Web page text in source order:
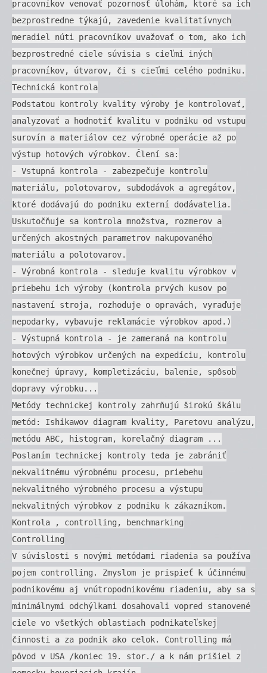
pracovníkov venovať pozornosť úlohám, ktoré sa ich
bezprostredne týkajú, zavedenie kvalitatívnych
meradiel núti pracovníkov uvažovať o tom, ako ich
bezprostredné ciele súvisia s cieľmi iných
pracovníkov, útvarov, či s cieľmi celého podniku.
Technická kontrola
Podstatou kontroly kvality výroby je kontrolovať,
analyzovať a hodnotiť kvalitu v podniku od vstupu
surovín a materiálov cez výrobné operácie až po
výstup hotových výrobkov. Člení sa:
- Vstupná kontrola - zabezpečuje kontrolu
materiálu, polotovarov, subdodávok a agregátov,
ktoré dodávajú do podniku externí dodávatelia.
Uskutočňuje sa kontrola množstva, rozmerov a
určených akostných parametrov nakupovaného
materiálu a polotovarov.
- Výrobná kontrola - sleduje kvalitu výrobkov v
priebehu ich výroby (kontrola prvých kusov po
nastavení stroja, rozhoduje o opravách, vyraďuje
nepodarky, vybavuje reklamácie výrobkov apod.)
- Výstupná kontrola - je zameraná na kontrolu
hotových výrobkov určených na expedíciu, kontrolu
konečnej úpravy, kompletizáciu, balenie, spôsob
dopravy výrobku...
Metódy technickej kontroly zahrňujú širokú škálu
metód: Ishikawov diagram kvality, Paretovu analýzu,
metódu ABC, histogram, korelačný diagram ...
Poslaním technickej kontroly teda je zabrániť
nekvalitnému výrobnému procesu, priebehu
nekvalitného výrobného procesu a výstupu
nekvalitných výrobkov z podniku k zákazníkom.
Kontrola , controlling, benchmarking
Controlling
V súvislosti s novými metódami riadenia sa používa
pojem controlling. Zmyslom je prispieť k účinnému
podnikovému aj vnútropodnikovému riadeniu, aby sa s
minimálnymi odchýlkami dosahovali vopred stanovené
ciele vo všetkých oblastiach podnikateľskej
činnosti a za podnik ako celok. Controlling má
pôvod v USA /koniec 19. stor./ a k nám prišiel z